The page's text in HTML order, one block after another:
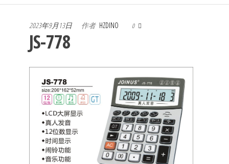
2023年9月13日 作者 HZDINO 0
JS-778